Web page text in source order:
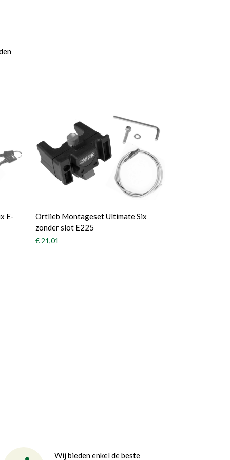
E-
Ortlieb Montageset Ultimate Six
zonder slot E225
€ 21,01
Wij bieden enkel de beste